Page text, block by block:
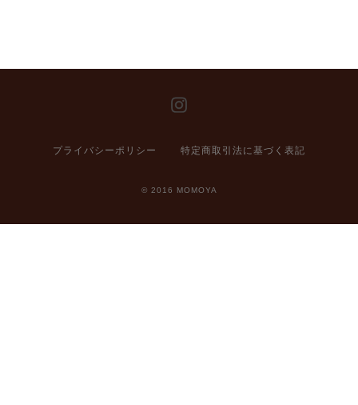
プライバシーポリシー 特定商取引法に基づく表記
© 2016 MOMOYA